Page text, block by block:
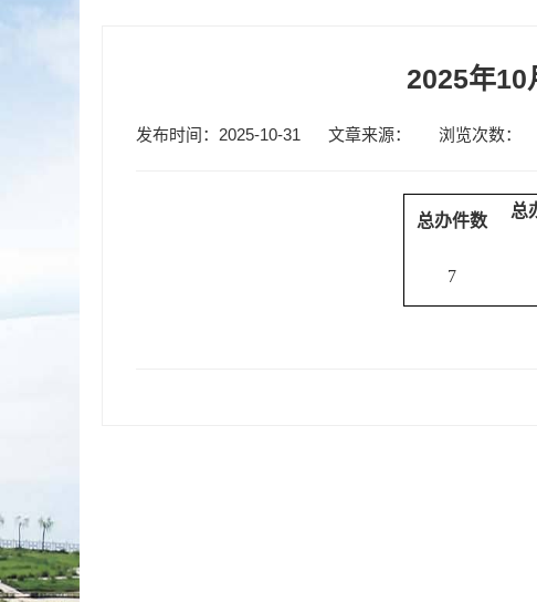
2025年10
发布时间：2025-10-31 文章来源： 浏览次数：
总办件数
总
7